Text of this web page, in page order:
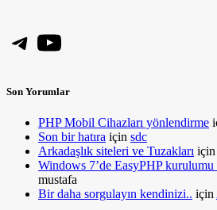
Telegram
YouTube
Son Yorumlar
PHP Mobil Cihazları yönlendirme
Son bir hatıra için sdc
Arkadaşlık siteleri ve Tuzakları için
Windows 7’de EasyPHP kurulumu
mustafa
Bir daha sorgulayın kendinizi.. için